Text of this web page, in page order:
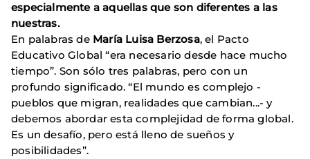
especialmente a aquellas que son diferentes a las
nuestras.
En palabras deMaría Luisa Berzosa, el Pacto
Educativo Global “era necesario desde hace mucho
tiempo”. Son sólo tres palabras, pero con un
profundo significado. “El mundo es complejo -
pueblos que migran, realidades que cambian...- y
debemos abordar esta complejidad de forma global.
Es un desafío, pero está lleno de sueños y
posibilidades”.